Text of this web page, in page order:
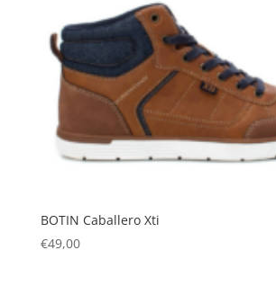
BOTIN Caballero Xti
€49,00